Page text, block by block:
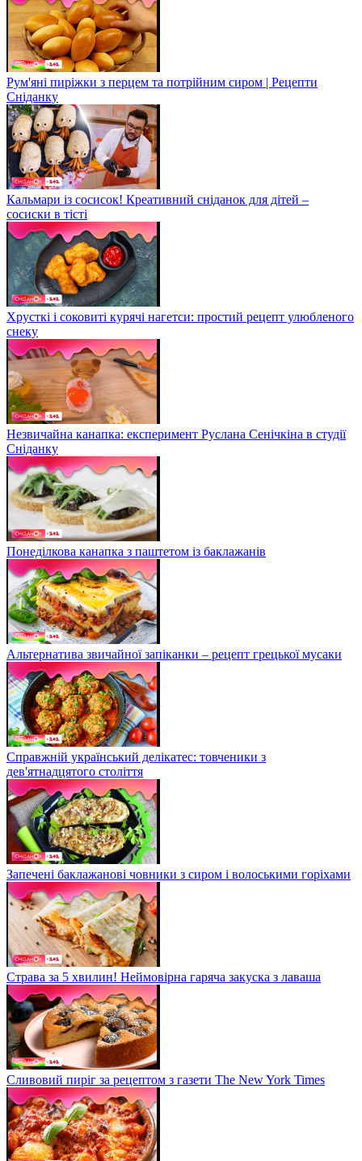
Рум'яні пиріжки з перцем та потрійним сиром | Рецепти
Сніданку
Кальмари із сосисок! Креативний сніданок для дітей –
сосиски в тісті
Хрусткі і соковиті курячі нагетси: простий рецепт улюбленого
снеку
Незвичайна канапка: експеримент Руслана Сенічкіна в студії
Сніданку
Понеділкова канапка з паштетом із баклажанів
Альтернатива звичайної запіканки – рецепт грецької мусаки
Справжній український делікатес: товченики з
дев'ятнадцятого століття
Запечені баклажанові човники з сиром і волоськими горіхами
Страва за 5 хвилин! Неймовірна гаряча закуска з лаваша
Сливовий пиріг за рецептом з газети The New York Times